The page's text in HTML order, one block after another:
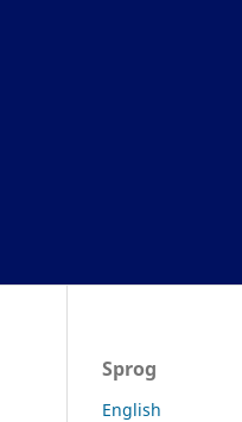
Sprog
English